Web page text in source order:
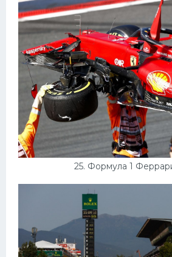
25. Формула 1